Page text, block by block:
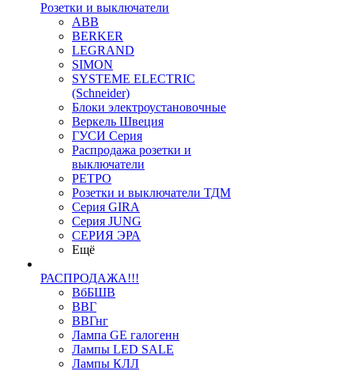
Розетки и выключатели
ABB
BERKER
LEGRAND
SIMON
SYSTEME ELECTRIC
(Schneider)
Блоки электроустановочные
Веркель Швеция
ГУСИ Серия
Распродажа розетки и
выключатели
РЕТРО
Розетки и выключатели ТДМ
Серия GIRA
Серия JUNG
СЕРИЯ ЭРА
Ещё
РАСПРОДАЖА!!!
ВбБШВ
ВВГ
ВВГнг
Лампа GE галогенн
Лампы LED SALE
Лампы КЛЛ